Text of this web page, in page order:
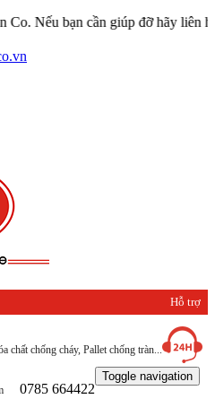
bạn cần giúp đỡ hãy liên hệ với
chống cháy, Pallet chống tràn...
Hỗ trợ
khách
hàng
0785 664422
Toggle navigation